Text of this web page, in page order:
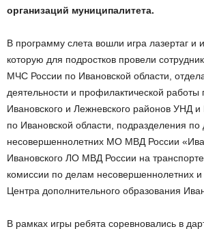
организаций муниципалитета.
В программу слета вошли игра лазертаг и
которую для подростков провели
МЧС России по Ивановской области,
деятельности и профилактической работы
Ивановского и Лежневского районов УНД
по Ивановской области, подразделения по
несовершеннолетних МО МВД России
Ивановского ЛО МВД России на
комиссии по делам несовершеннолетних и
Центра дополнительного образования
В рамках игры ребята соревновались в